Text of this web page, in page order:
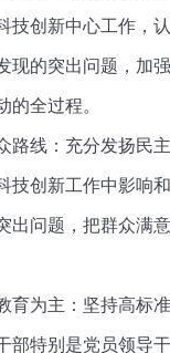
技创新中心工作，
现的突出问题，加
的全过程。
线：充分发扬民主
技创新工作中影响
出问题，把群众满
为主：坚持高标准
部特别是党员领导